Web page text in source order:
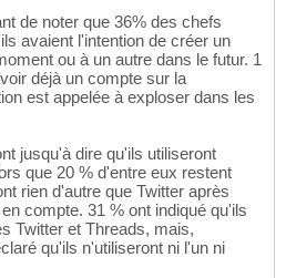
de noter que 36% des chefs
avaient l'intention de créer un
ou à un autre dans le futur. 1
déjà un compte sur la
est appelée à exploser dans les
jusqu'à dire qu'ils utiliseront
que 20 % d'entre eux restent
rien d'autre que Twitter après
compte. 31 % ont indiqué qu'ils
Twitter et Threads, mais,
qu'ils n'utiliseront ni l'un ni